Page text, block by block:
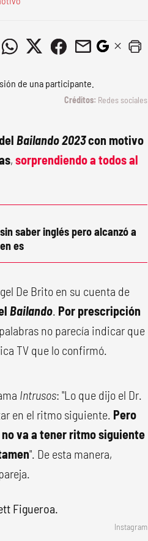
Redes sociales
Bailando 2023con motivo
, sorprendiendo a todos al
saber inglés pero alcanzó a
es
De Brito en su cuenta de
Bailando. Por prescripción
no parecía indicar que
TV que lo confirmó.
Intrusos: "Lo que dijo el Dr.
en el ritmo siguiente. Pero
va a tener ritmo siguiente
". De esta manera,
Instagram